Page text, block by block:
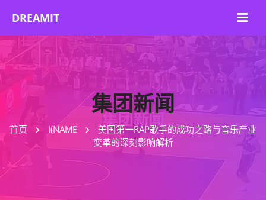
集团新闻
首页 I(NAME
美国第一RAP歌手的成功之路与音乐产业
变革的深刻影响解析